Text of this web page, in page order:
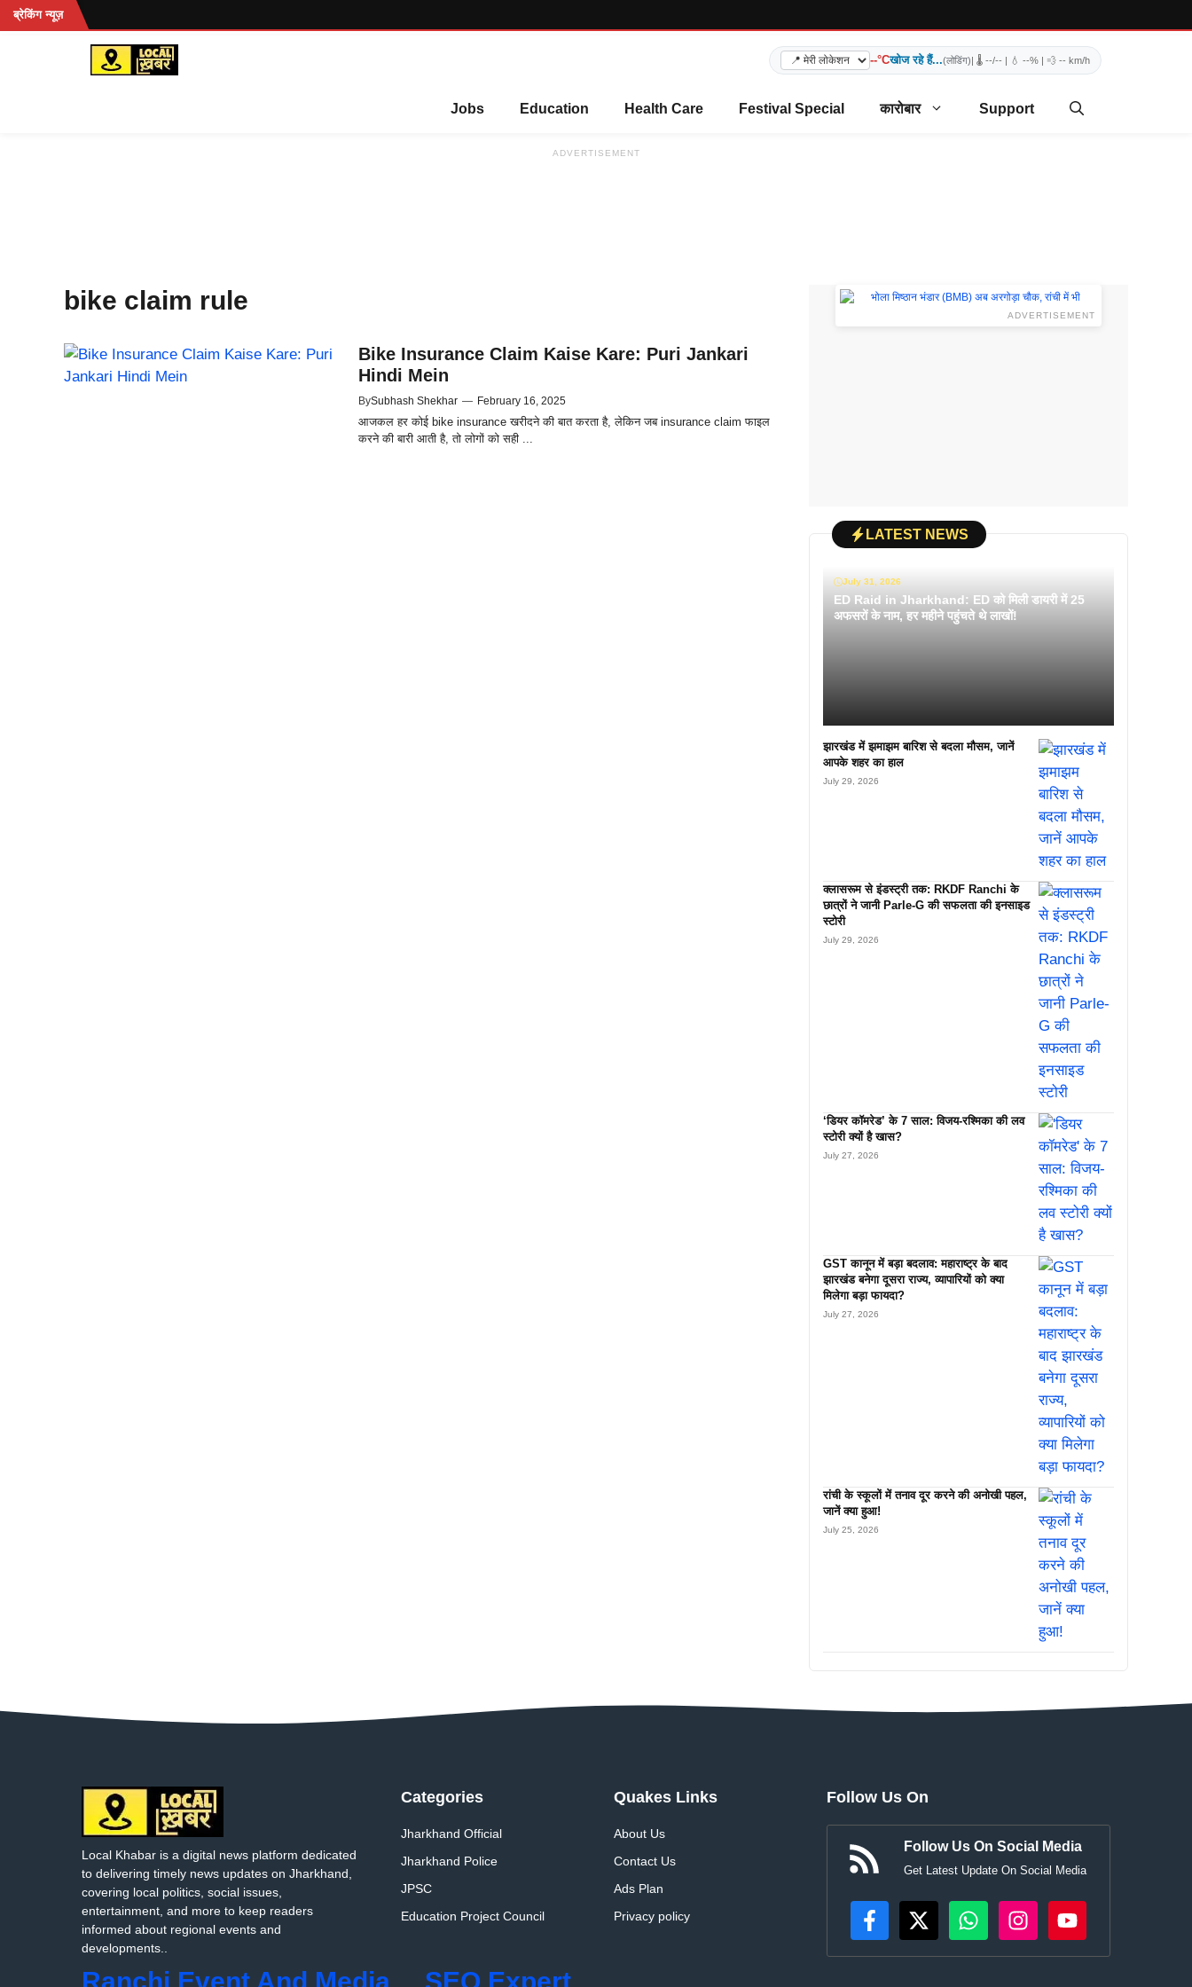
Skip
to
ब्रेकिंग न्यूज़
रहें...
--°Cखोज रहे हैं...(लोडिंग)| 🌡️ --/-- | 💧 --% | 💨 -- km/h
Jobs Education Health Care Festival Special कारोबार Support
ADVERTISEMENT
bike claim rule
Bike Insurance Claim Kaise Kare: Puri Jankari
Hindi Mein
BySubhash Shekhar — February 16, 2025
आजकल हर कोई bike insurance खरीदने की बात करता है, लेकिन जब insurance claim फाइल
करने की बारी आती है, तो लोगों को सही ...
ADVERTISEMENT
LATEST NEWS
July 31, 2026
ED Raid in Jharkhand: ED को मिली डायरी में 25
अफसरों के नाम, हर महीने पहुंचते थे लाखों!
झारखंड में झमाझम बारिश से बदला मौसम, जानें
आपके शहर का हाल
July 29, 2026
क्लासरूम से इंडस्ट्री तक: RKDF Ranchi के
छात्रों ने जानी Parle-G की सफलता की इनसाइड
स्टोरी
July 29, 2026
‘डियर कॉमरेड’ के 7 साल: विजय-रश्मिका की लव
स्टोरी क्यों है खास?
July 27, 2026
GST कानून में बड़ा बदलाव: महाराष्ट्र के बाद
झारखंड बनेगा दूसरा राज्य, व्यापारियों को क्या
मिलेगा बड़ा फायदा?
July 27, 2026
रांची के स्कूलों में तनाव दूर करने की अनोखी पहल,
जानें क्या हुआ!
July 25, 2026
Local Khabar is a digital news platform dedicated
to delivering timely news updates on Jharkhand,
covering local politics, social issues,
entertainment, and more to keep readers
informed about regional events and
developments..
Categories
Jharkhand Official
Jharkhand Police
JPSC
Education Project Council
Quakes Links
About Us
Contact Us
Ads Plan
Privacy policy
Follow Us On
Follow Us On Social Media
Get Latest Update On Social Media